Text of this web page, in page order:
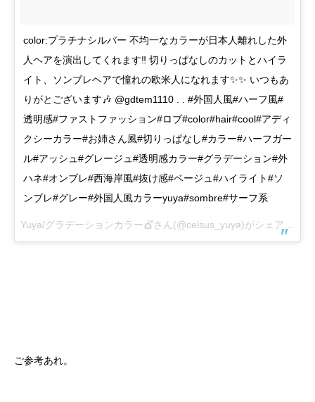
color:プラチナシルバー 不均一なカラーが日本人離れした外
人ヘアを演出してくれます‼️ 切りっぱなしのカットとハイラ
イト、ソンブレヘアで憧れの欧米人になれます✨✨ いつもあ
りがとございます🎶 @gdtem1110 . . #外国人風#ハーフ風#
透明感#ファストファッション#ロブ#color#hair#cool#アディ
クシーカラー#お姉さん風#切りっぱなし#カラー#ハーフガー
ル#アッシュ#グレージュ#透明感カラー#グラデーション#外
ハネ#オンブレ#西海岸風#抜け感#ベージュ#ハイライト#ソ
ンブレ#グレー#外国人風カラーyuya#sombre#サーフ系
ご参考あれ。